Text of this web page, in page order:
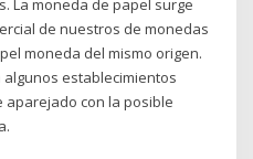
La moneda de papel surge
de nuestros de monedas
moneda del mismo origen.
algunos establecimientos
aparejado con la posible